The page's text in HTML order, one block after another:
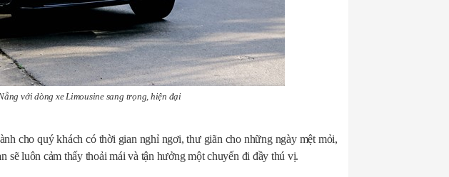
với dòng xe Limousine sang trọng, hiện đại
cho quý khách có thời gian nghỉ ngơi, thư giãn cho những ngày mệt mỏi,
sẽ luôn cảm thấy thoải mái và tận hưởng một chuyến đi đầy thú vị.